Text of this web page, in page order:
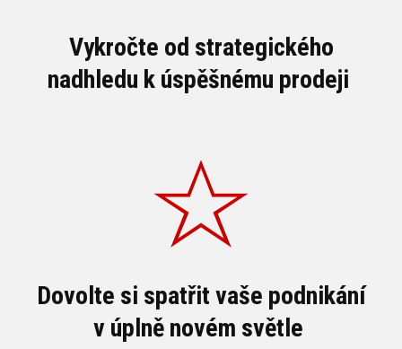
Vykročte od strategického
nadhledu k úspěšnému prodeji
Dovolte si spatřit vaše podnikání
v úplně novém světle